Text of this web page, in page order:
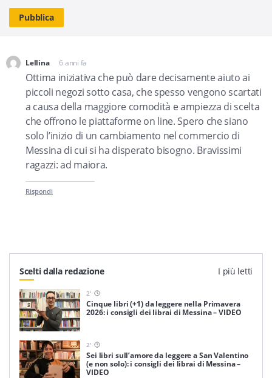
Lellina
dice:
6 anni fa
Ottima iniziativa che può dare decisamente aiuto ai
piccoli negozi sotto casa, che spesso vengono scartati
a causa della maggiore comodità e ampiezza di scelta
che offrono le piattaforme on line. Spero che siano
solo l’inizio di un cambiamento nel commercio di
Messina di cui si ha disperato bisogno. Bravissimi
ragazzi: ad maiora.
Rispondi
Scelti dalla redazione I più letti
2'
Cinque libri (+1) da leggere nella Primavera
2026: i consigli dei librai di Messina – VIDEO
2'
Sei libri sull’amore da leggere a San Valentino
(e non solo): i consigli dei librai di Messina –
VIDEO